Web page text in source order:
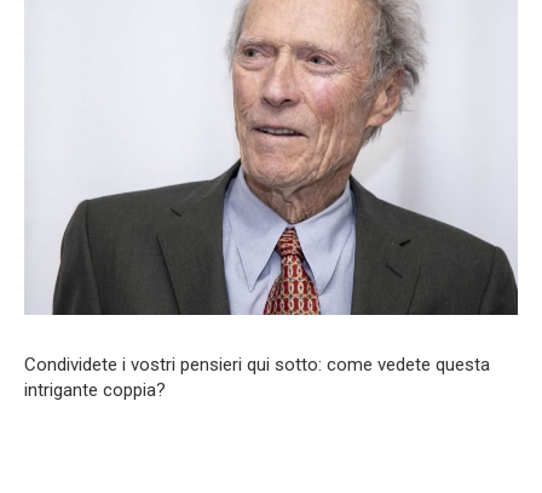
Condividete i vostri pensieri qui sotto: come vedete questa
intrigante coppia?